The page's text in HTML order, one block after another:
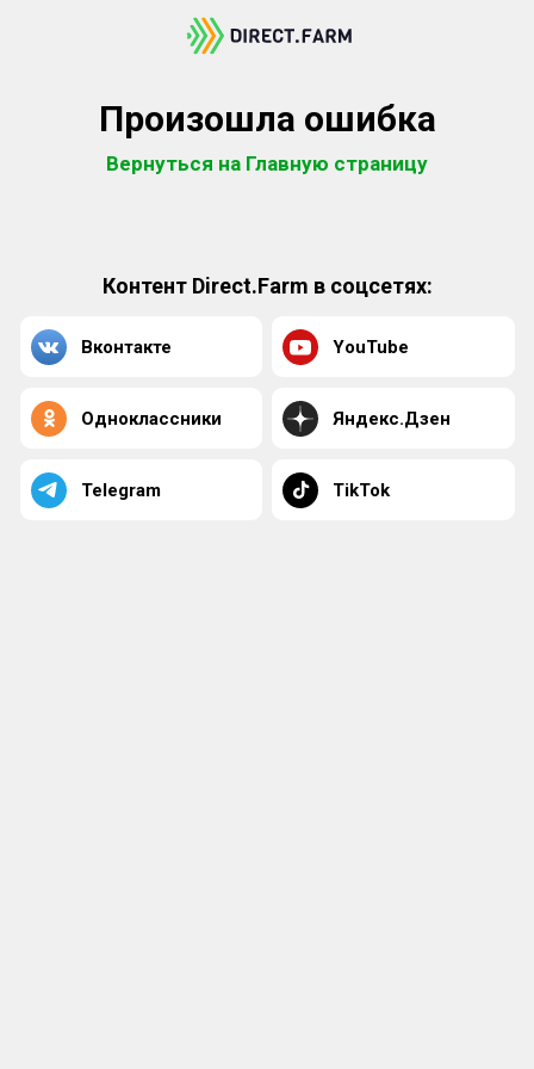
Произошла ошибка
Вернуться на Главную страницу
Контент Direct.Farm в соцсетях:
Вконтакте YouTube
Одноклассники Яндекс.Дзен
Telegram TikTok